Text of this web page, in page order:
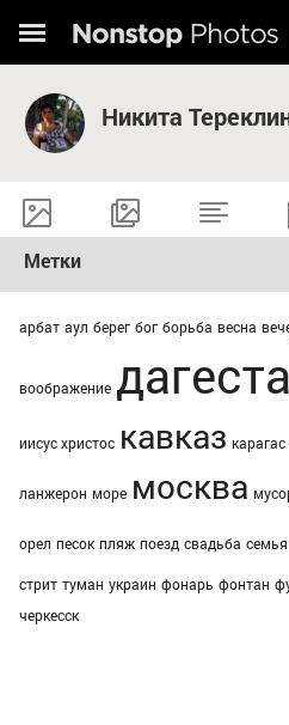
Никита
Метки
арбат аул берег бог борьба весна
воображение
иисус христос кавказ карагас
ланжерон море москва
орел песок пляж поезд свадьба семья
стрит туман украин фонарь фонтан
черкесск